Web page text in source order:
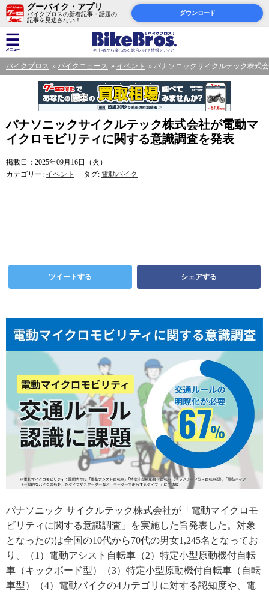
グーバイク・アプリ
バイクブロスの新着記事・話題の
記事を見逃さない！
ダウンロード
バイクブロス バイクニュース イベント パナソニックサイクルテック株式
パナソニックサイクルテック株式会社が電動マ
イクロモビリティに関する意識調査を発表
掲載日：2025年09月16日（火）
カテゴリー: イベント タグ: 電動バイク
ツイートする シェアする
パナソニック サイクルテック株式会社が「電動マイクロモ
ビリティに関する意識調査」を実施した旨発表した。対象
となったのは全国の10代から70代の男女1,245名となってお
り、（1）電動アシスト自転車（2）特定小型原動機付自転
車（キックボード型）（3）特定小型原動機付自転車（自転
車型）（4）電動バイクの4カテゴリに対する認知度や、電